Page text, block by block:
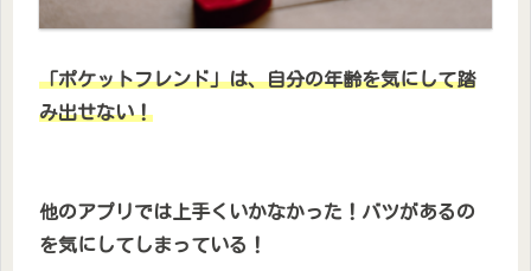
「ポケットフレンド」は、自分の年齢を気にして踏
み出せない！
他のアプリでは上手くいかなかった！バツがあるの
を気にしてしまっている！